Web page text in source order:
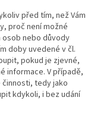
před tím, než Vám
proč není možné
nebo důvody
doby uvedené v čl.
pokud je zjevné,
informace. V případě,
tedy jako
kdykoli, i bez udání